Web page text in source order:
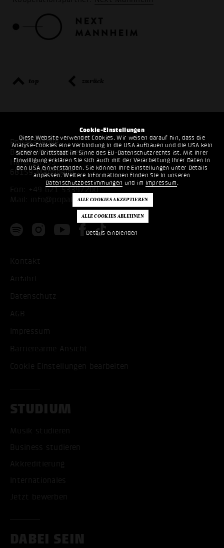
Cookie-Einstellungen
Diese Website verwendet Cookies. Wir weisen darauf hin, dass die
Analyse-Cookies eine Verbindung in die USA aufbauen und die USA kein
sicherer Drittstaat im Sinne des EU-Datenschutzrechts ist. Mit Ihrer
Einwilligung erklären Sie sich auch mit der Verarbeitung Ihrer Daten in
den USA einverstanden. Sie können Ihre Einstellungen unter Details
anpassen. Weitere Informationen finden Sie in unseren
Datenschutzbestimmungen und im Impressum .
Details einblenden
top zurück
Popakademie
Baden-Württemberg
Hafenstr. 33
68159 Mannheim
Fon:
+49 621 53397200
Mail:
info@popakademie.de
Kontakt
Anfahrt
Datenschutz
AGB
Impressum
Barrierearme Ansicht
Cookie Einstellungen bearbeiten
STUDIUM
Musik studieren
Business studieren
Akkreditierung
Internationales
Jetzt bewerben
DABEI SEIN